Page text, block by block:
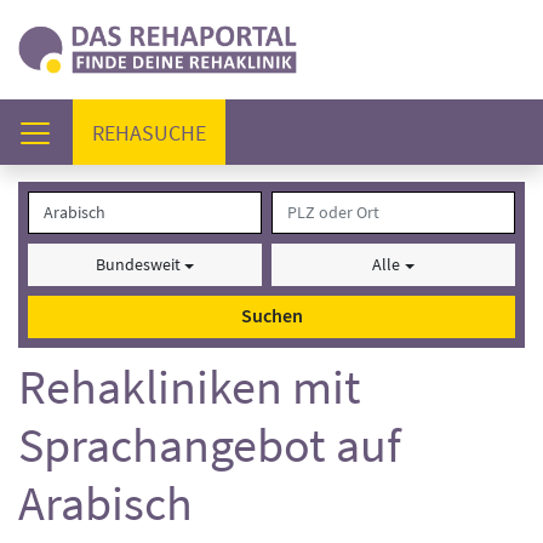
REHASUCHE(AKTUELL)
Bundesweit Alle
Suchen
Rehakliniken mit
Sprachangebot auf
Arabisch